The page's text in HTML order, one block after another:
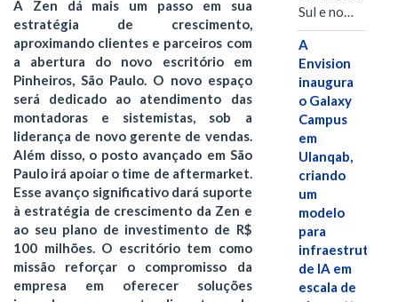
A Zen dá mais um passo em sua
estratégia de crescimento,
aproximando clientes e parceiros com
a abertura do novo escritório em
Pinheiros, São Paulo. O novo espaço
será dedicado ao atendimento das
montadoras e sistemistas, sob a
liderança de novo gerente de vendas.
Além disso, o posto avançado em São
Paulo irá apoiar o time de aftermarket.
Esse avanço significativo dará suporte
à estratégia de crescimento da Zen e
ao seu plano de investimento de R$
100 milhões. O escritório tem como
missão reforçar o compromisso da
empresa em oferecer soluções
Sul e no…
A
Envision
inaugura
o Galaxy
Campus
em
Ulanqab,
criando
um
modelo
para
infraestrutura
de IA em
escala de